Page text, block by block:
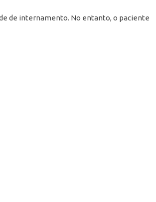
de internamento. No entanto, o paciente